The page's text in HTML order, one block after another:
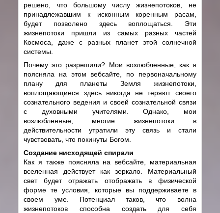
решено, что большому числу жизнепотоков, не
принадлежавшим к исконным коренным расам,
будет позволено здесь воплощаться. Эти
жизнепотоки пришли из самых разных частей
Космоса, даже с разных планет этой солнечной
системы.
Почему это разрешили? Мои возлюбленные, как я
поясняла на этом вебсайте, по первоначальному
плану для планеты Земля жизнепотоки,
воплощающиеся здесь никогда не теряют своего
сознательного ведения и своей сознательной связи
с духовными учителями. Однако, мои
возлюбленные, многие жизнепотоки в
действительности утратили эту связь и стали
чувствовать, что покинуты Богом.
Создание нисходящей спирали
Как я также поясняла на вебсайте, материальная
вселенная действует как зеркало. Материальный
свет будет отражать отображать в физической
форме те условия, которые вы поддерживаете в
своем уме. Потенциал таков, что волна
жизнепотоков способна создать для себя